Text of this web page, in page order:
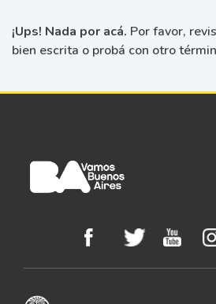
¡Ups! Nada por acá. Por favor,
bien escrita o probá con otro